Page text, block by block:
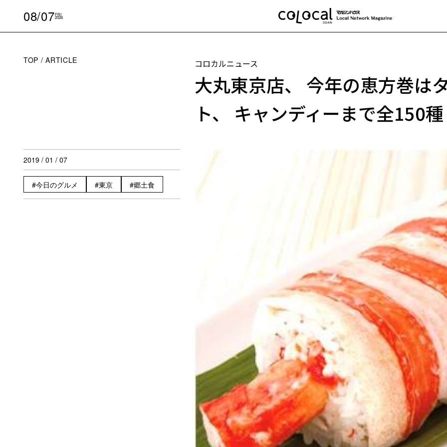
08/07FRI
2026
TOP ARTICLE コロカルニュース
大丸東京店、 今年の恵方巻は
ト、 キャンディーまで全150
2019 / 01 / 07
今日のグルメ 東京 郷土食